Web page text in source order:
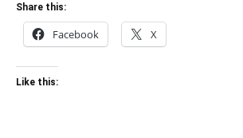
Share this:
Facebook X
Like this: